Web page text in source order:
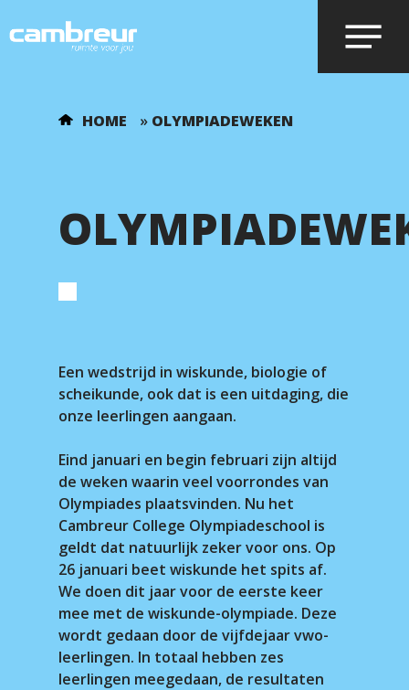
Voer je zoekopdracht in en druk op
HOME » OLYMPIADEWEKEN
Een wedstrijd in wiskunde, biologie of
scheikunde, ook dat is een uitdaging, die
onze leerlingen aangaan.
Eind januari en begin februari zijn altijd
de weken waarin veel voorrondes van
Olympiades plaatsvinden. Nu het
Cambreur College Olympiadeschool is
geldt dat natuurlijk zeker voor ons. Op
26 januari beet wiskunde het spits af.
We doen dit jaar voor de eerste keer
mee met de wiskunde-olympiade. Deze
wordt gedaan door de vijfdejaar vwo-
leerlingen. In totaal hebben zes
leerlingen meegedaan, de resultaten